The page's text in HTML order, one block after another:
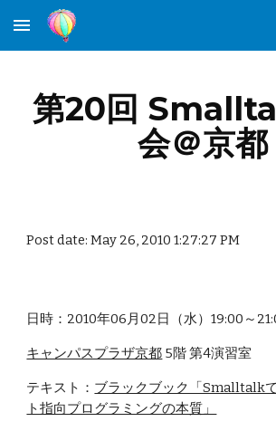
Skip to main content
第20回
会＠京都
Post date: May 26, 2010 1:27:27 PM
日時：2010年06月02日（水）19:00～
キャンパスプラザ京都 5階 第4演習室
テキスト： ブラックブック「Smalltalk
ト指向プログラミングの本質」